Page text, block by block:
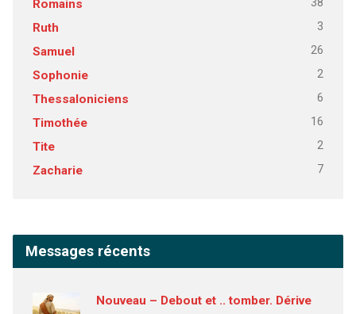
Romains 38
Ruth 3
Samuel 26
Sophonie 2
Thessaloniciens 6
Timothée 16
Tite 2
Zacharie 7
Messages récents
Nouveau – Debout et .. tomber. Dérive